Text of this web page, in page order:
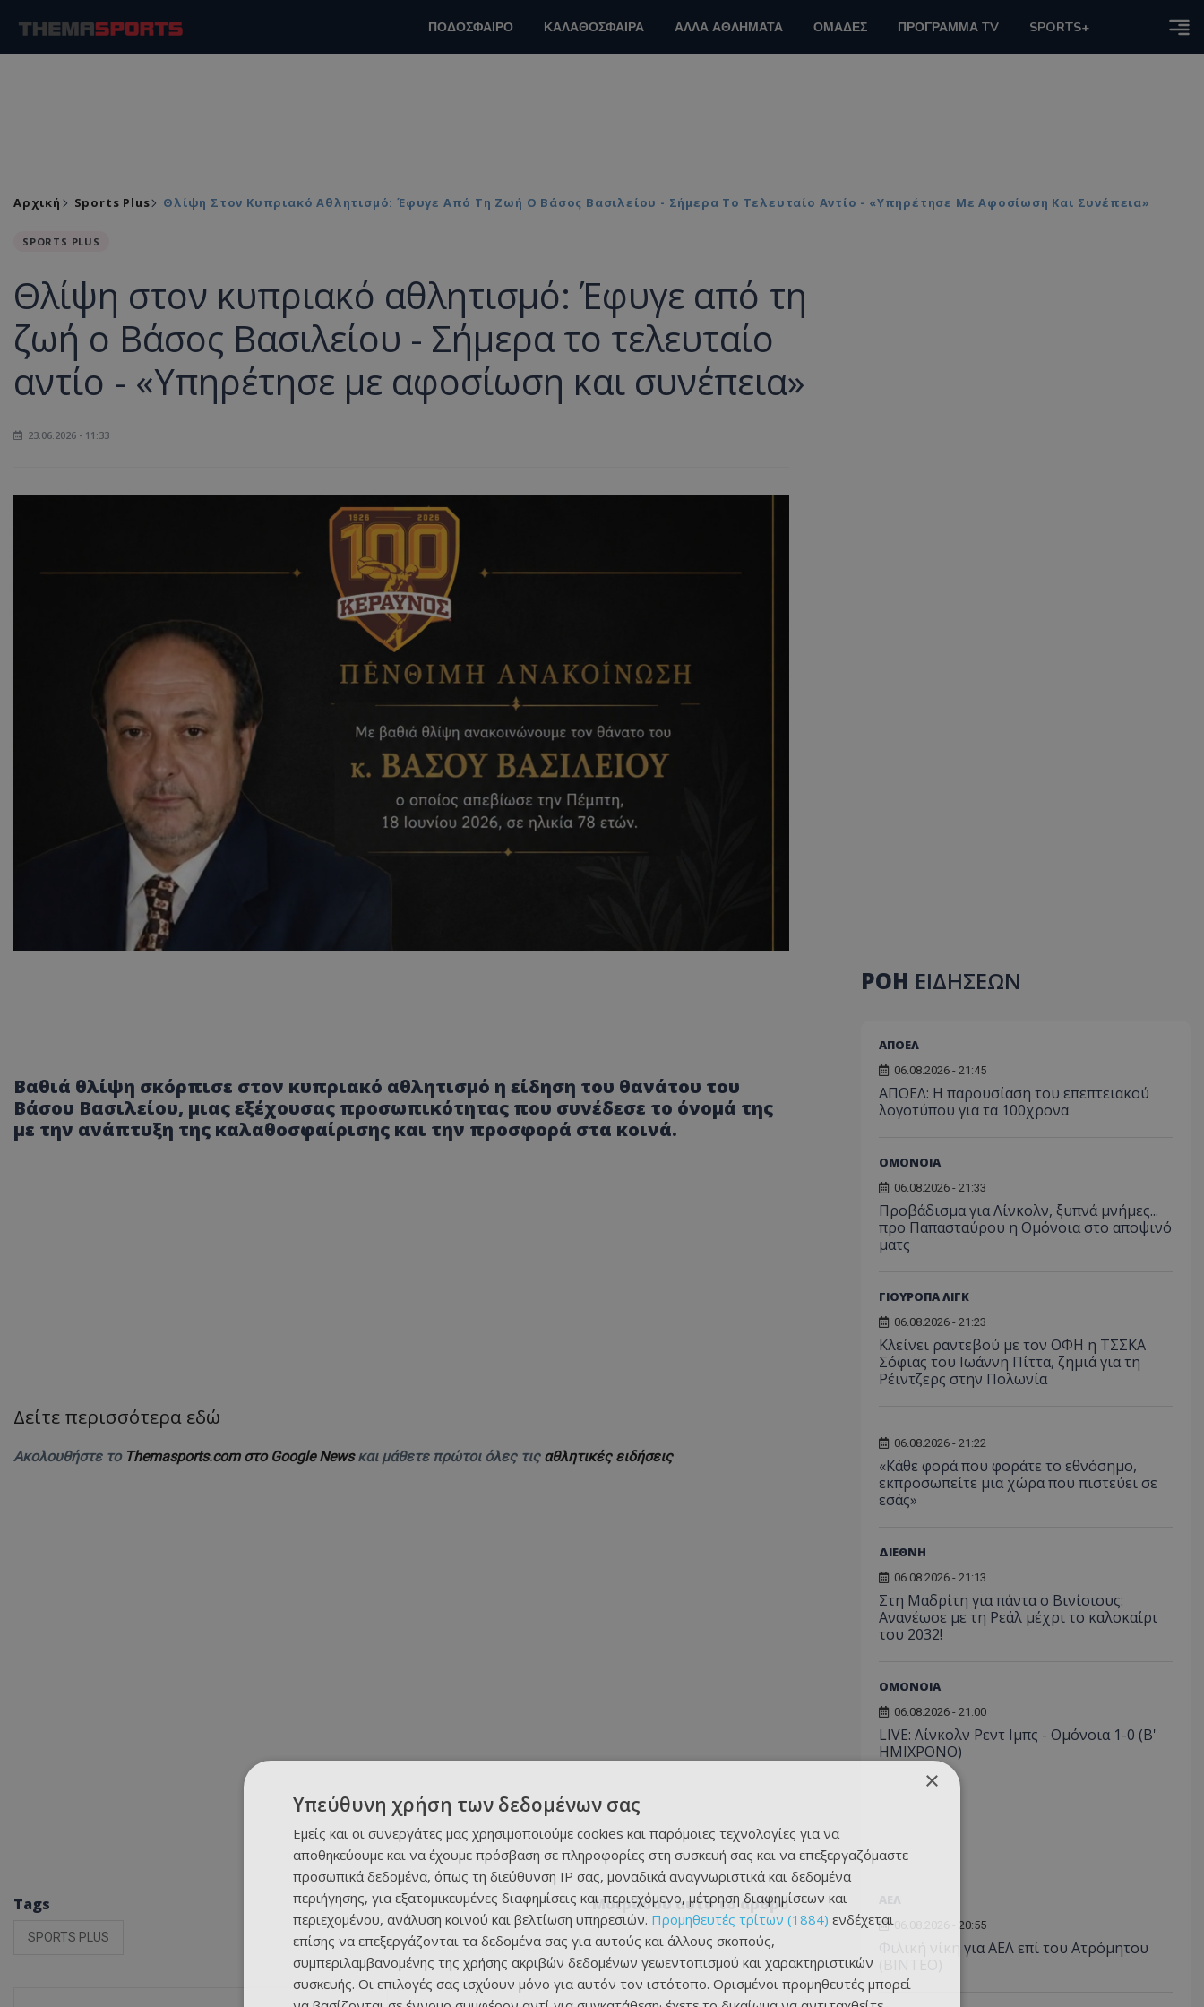
ΠΟΔΟΣΦΑΙΡΟ ΚΑΛΑΘΟΣΦΑΙΡΑ ΑΛΛΑ ΑΘΛΗΜΑΤΑ ΟΜΑΔΕΣ ΠΡΟΓΡΑΜΜΑ TV SPORTS+
Αρχική Sports Plus Θλίψη Στον Κυπριακό Αθλητισμό: Έφυγε Από Τη Ζωή Ο Βάσος Βασιλείου - Σήμερα Το Τελευταίο Αντίο - «Υπηρέτησε Με Αφοσίωση Και Συνέπεια»
SPORTS PLUS
Θλίψη στον κυπριακό αθλητισμό: Έφυγε από τη
ζωή ο Βάσος Βασιλείου - Σήμερα το τελευταίο
αντίο - «Υπηρέτησε με αφοσίωση και συνέπεια»
23.06.2026 - 11:33
Βαθιά θλίψη σκόρπισε στον κυπριακό αθλητισμό η είδηση του θανάτου του
Βάσου Βασιλείου, μιας εξέχουσας προσωπικότητας που συνέδεσε το όνομά της
με την ανάπτυξη της καλαθοσφαίρισης και την προσφορά στα κοινά.
Δείτε περισσότερα εδώ
Ακολουθήστε το Themasports.com στο Google Newsκαι μάθετε πρώτοι όλες τις αθλητικές ειδήσεις
Tags
SPORTS PLUS
Μοιράσου αυτό το άρθρο
ΡΟΗ ΕΙΔΗΣΕΩΝ
ΑΠΟΕΛ
06.08.2026 - 21:45
ΑΠΟΕΛ: Η παρουσίαση του επεπτειακού
λογοτύπου για τα 100χρονα
ΟΜΟΝΟΙΑ
06.08.2026 - 21:33
Προβάδισμα για Λίνκολν, ξυπνά μνήμες...
προ Παπασταύρου η Ομόνοια στο αποψινό
ματς
ΓΙΟΥΡΟΠΑ ΛΙΓΚ
06.08.2026 - 21:23
Κλείνει ραντεβού με τον ΟΦΗ η ΤΣΣΚΑ
Σόφιας του Ιωάννη Πίττα, ζημιά για τη
Ρέιντζερς στην Πολωνία
06.08.2026 - 21:22
«Κάθε φορά που φοράτε το εθνόσημο,
εκπροσωπείτε μια χώρα που πιστεύει σε
εσάς»
ΔΙΕΘΝΗ
06.08.2026 - 21:13
Στη Μαδρίτη για πάντα ο Βινίσιους:
Ανανέωσε με τη Ρεάλ μέχρι το καλοκαίρι
του 2032!
ΟΜΟΝΟΙΑ
06.08.2026 - 21:00
LIVE: Λίνκολν Ρεντ Ιμπς - Ομόνοια 1-0 (Β'
ΗΜΙΧΡΟΝΟ)
06.08.2026 - 20:55
Φιλική νίκη για ΑΕΛ επί του Ατρόμητου
×
Υπεύθυνη χρήση των δεδομένων σας
Εμείς και οι συνεργάτες μας χρησιμοποιούμε cookies και παρόμοιες τεχνολογίες για να
αποθηκεύουμε και να έχουμε πρόσβαση σε πληροφορίες στη συσκευή σας και να επεξεργαζόμαστε
προσωπικά δεδομένα, όπως τη διεύθυνση IP σας, μοναδικά αναγνωριστικά και δεδομένα
περιήγησης, για εξατομικευμένες διαφημίσεις και περιεχόμενο, μέτρηση διαφημίσεων και
περιεχομένου, ανάλυση κοινού και βελτίωση υπηρεσιών. Προμηθευτές τρίτων (1884) ενδέχεται
επίσης να επεξεργάζονται τα δεδομένα σας για αυτούς και άλλους σκοπούς,
συμπεριλαμβανομένης της χρήσης ακριβών δεδομένων γεωεντοπισμού και χαρακτηριστικών
συσκευής. Οι επιλογές σας ισχύουν μόνο για αυτόν τον ιστότοπο. Ορισμένοι προμηθευτές μπορεί